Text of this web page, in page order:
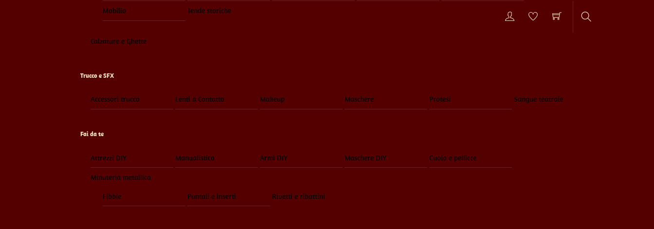
Mobilio Tende storiche
Calzature e Ghette
Trucco e SFX
Accessori trucco Lenti a Contatto Makeup Maschere Protesi Sangue teatrale
Fai da te
Attrezzi DIY Manualistica Armi DIY Maschere DIY Cuoio e pellicce
Minuteria metallica
Fibbie Puntali e inserti Rivetti e ribattini